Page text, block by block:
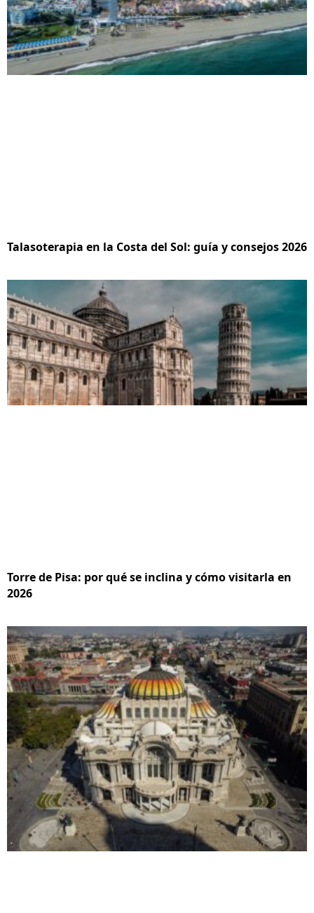
Talasoterapia en la Costa del Sol: guía y consejos 2026
Torre de Pisa: por qué se inclina y cómo visitarla en
2026